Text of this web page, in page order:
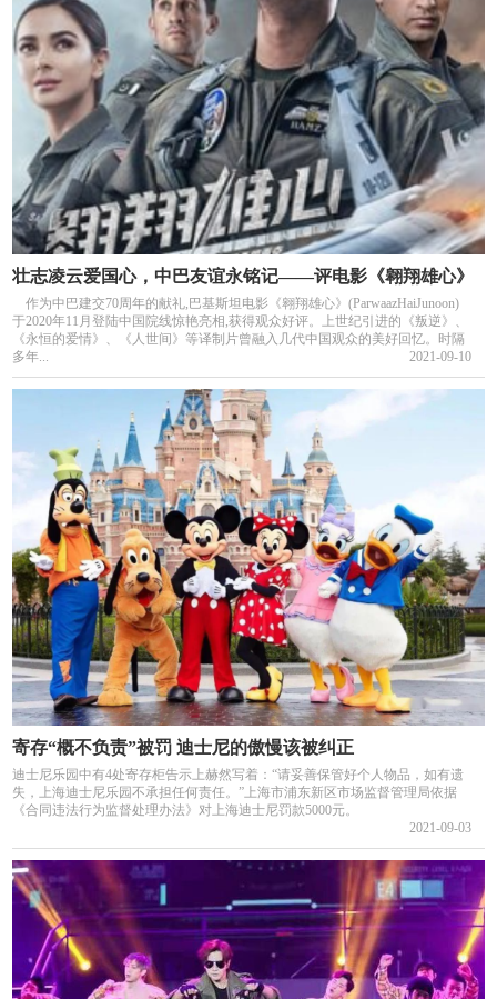
壮志凌云爱国心，中巴友谊永铭记——评电影《翱翔雄心》
作为中巴建交70周年的献礼,巴基斯坦电影《翱翔雄心》(ParwaazHaiJunoon)
于2020年11月登陆中国院线惊艳亮相,获得观众好评。上世纪引进的《叛逆》、
《永恒的爱情》、《人世间》等译制片曾融入几代中国观众的美好回忆。时隔
多年...
2021-09-10
寄存“概不负责”被罚 迪士尼的傲慢该被纠正
迪士尼乐园中有4处寄存柜告示上赫然写着：“请妥善保管好个人物品，如有遗
失，上海迪士尼乐园不承担任何责任。”上海市浦东新区市场监督管理局依据
《合同违法行为监督处理办法》对上海迪士尼罚款5000元。
2021-09-03